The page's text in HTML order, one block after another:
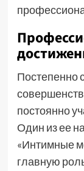
Постепенно
постоянно
Один из ее
«Интимные
главную